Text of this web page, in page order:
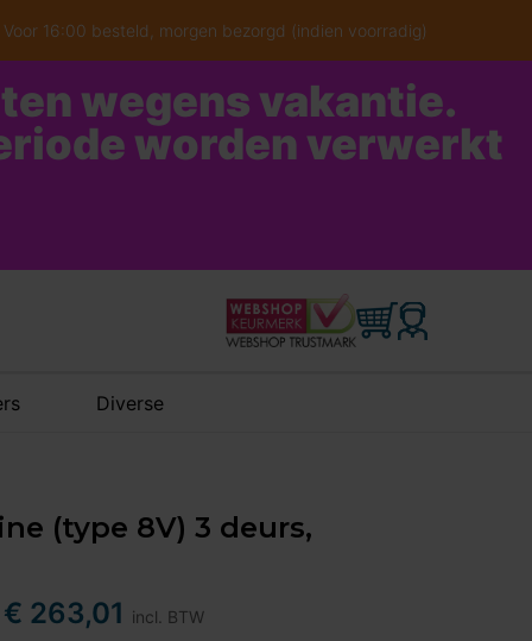
Voor 16:00 besteld, morgen bezorgd (indien voorradig)
wegens vakantie.
worden verwerkt
Diverse
(type 8V) 3 deurs,
€ 263,01 incl. BTW